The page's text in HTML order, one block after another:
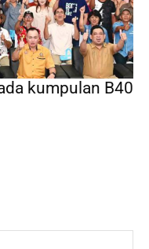
kumpulan B40